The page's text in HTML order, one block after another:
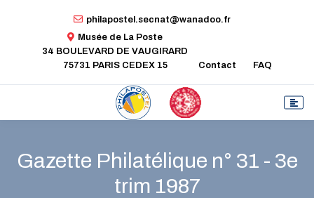
philapostel.secnat@wanadoo.fr
Musée de La Poste
34 BOULEVARD DE VAUGIRARD
75731 PARIS CEDEX 15
Contact FAQ
Gazette Philatélique n° 31 - 3e
trim 1987